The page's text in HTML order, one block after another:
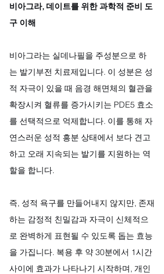
비아그라, 데이트를 위한 과학적 준비 도
구 이해
비아그라는 실데나필을 주성분으로 하
는 발기부전 치료제입니다. 이 성분은 성
적 자극이 있을 때 음경 해면체의 혈관을
확장시켜 혈류를 증가시키는 PDE5 효소
를 선택적으로 억제합니다. 이를 통해 자
연스러운 성적 흥분 상태에서 보다 견고
하고 오래 지속되는 발기를 지원하는 역
할을 합니다.
즉, 성적 욕구를 만들어내지 않지만, 존재
하는 감정적 친밀감과 자극이 신체적으
로 완벽하게 표현될 수 있도록 돕는 효능
을 가집니다. 복용 후 약 30분에서 1시간
사이에 효과가 나타나기 시작하며, 개인